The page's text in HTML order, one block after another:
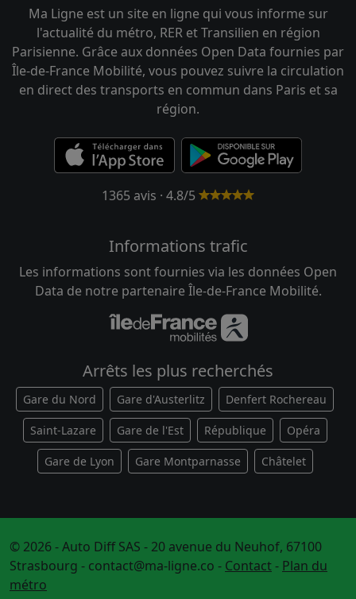
Ma Ligne est un site en ligne qui vous informe sur
l'actualité du métro, RER et Transilien en région
Parisienne. Grâce aux données Open Data fournies par
Île-de-France Mobilité, vous pouvez suivre la circulation
en direct des transports en commun dans Paris et sa
région.
1365 avis · 4.8/5
Informations trafic
Les informations sont fournies via les données Open
Data de notre partenaire Île-de-France Mobilité.
Arrêts les plus recherchés
Gare du Nord Gare d'Austerlitz Denfert Rochereau
Saint-Lazare Gare de l'Est République Opéra
Gare de Lyon Gare Montparnasse Châtelet
© 2026 - Auto Diff SAS - 20 avenue du Neuhof, 67100
Strasbourg - contact@ma-ligne.co - Contact- Plan du
métro